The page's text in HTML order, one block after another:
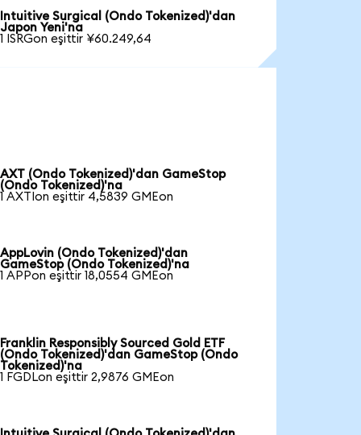
Intuitive Surgical (Ondo Tokenized)'dan
Japon Yeni'na
1 ISRGon eşittir ¥60.249,64
AXT (Ondo Tokenized)'dan GameStop
(Ondo Tokenized)'na
1 AXTIon eşittir 4,5839 GMEon
AppLovin (Ondo Tokenized)'dan
GameStop (Ondo Tokenized)'na
1 APPon eşittir 18,0554 GMEon
Franklin Responsibly Sourced Gold ETF
(Ondo Tokenized)'dan GameStop (Ondo
Tokenized)'na
1 FGDLon eşittir 2,9876 GMEon